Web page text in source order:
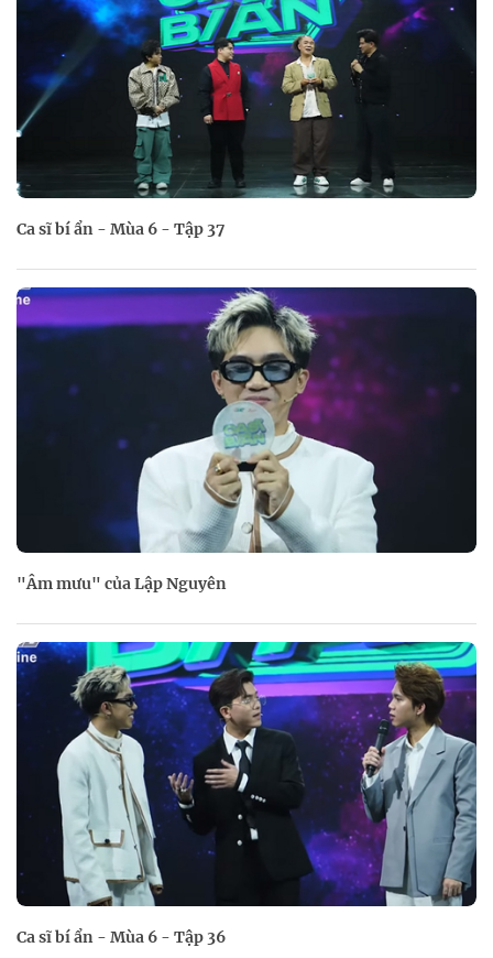
Ca sĩ bí ẩn - Mùa 6 - Tập 37
"Âm mưu" của Lập Nguyên
Ca sĩ bí ẩn - Mùa 6 - Tập 36